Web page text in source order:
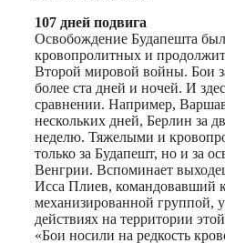
107 дней подвига
Освобождение Будапешта
кровопролитных и
Второй мировой войны. Бои
более ста дней и ночей. И
сравнении. Например,
нескольких дней, Берлин за
неделю. Тяжелыми и
только за Будапешт, но и за
Венгрии. Вспоминает
Исса Плиев, командовавший
механизированной группой,
действиях на территории
«Бои носили на редкость